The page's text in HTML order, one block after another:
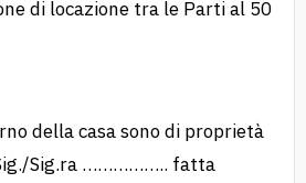
di locazione tra le Parti al 50
della casa sono di proprietà
Sig.ra …………….. fatta